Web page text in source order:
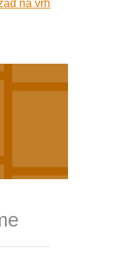
na vrh